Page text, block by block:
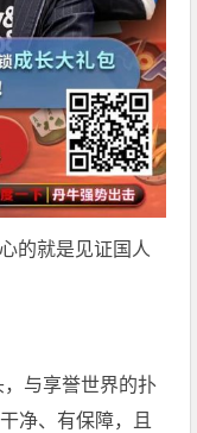
的就是见证国人
与享誉世界的扑
净、有保障，且